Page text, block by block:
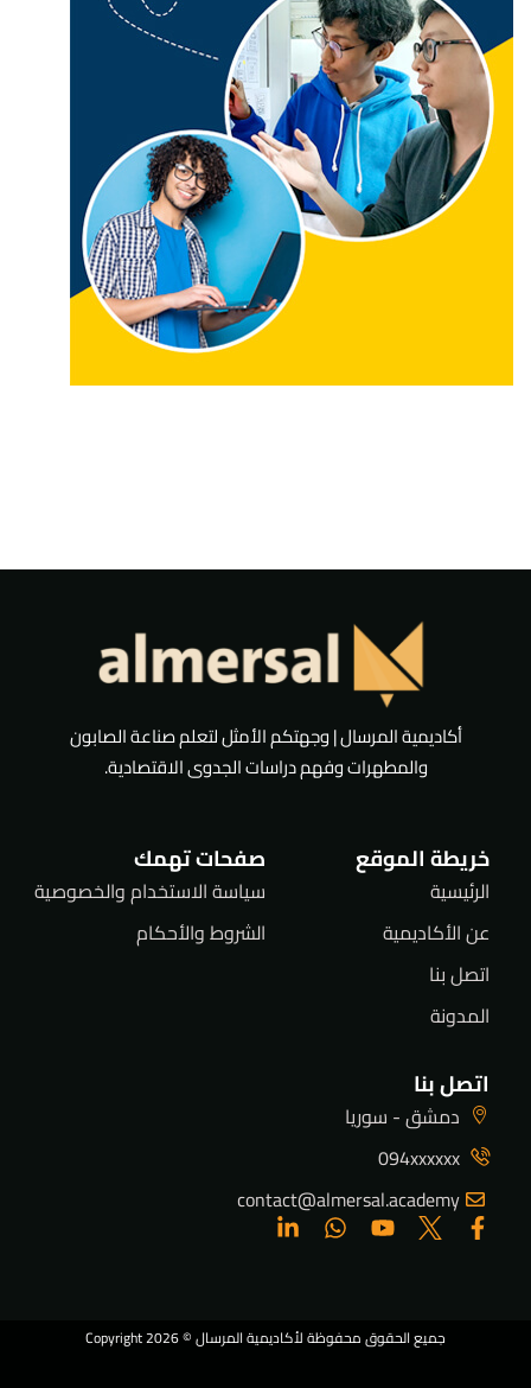
أكاديمية المرسال | وجهتكم الأمثل لتعلم صناعة الصابون
والمطهرات وفهم دراسات الجدوى الاقتصادية.
خريطة الموقع
الرئيسية
عن الأكاديمية
اتصل بنا
المدونة
صفحات تهمك
سياسة الاستخدام والخصوصية
الشروط والأحكام
اتصل بنا
دمشق - سوريا
094xxxxxx
contact@almersal.academy
جميع الحقوق محفوظة لأكاديمية المرسال © Copyright 2026